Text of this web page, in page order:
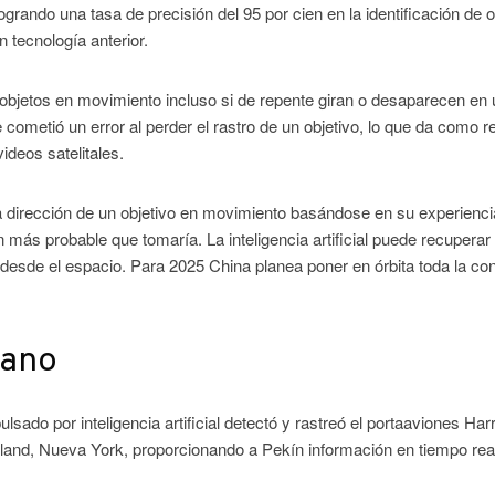
una tasa de precisión del 95 por cien en la identificación de
tecnología anterior.
en movimiento incluso si de repente giran o desaparecen en
un error al perder el rastro de un objetivo, lo que da como
satelitales.
de un objetivo en movimiento basándose en su
probable que tomaría. La inteligencia artificial puede
el espacio. Para 2025 China planea poner en órbita toda la
por inteligencia artificial detectó y rastreó el portaaviones
Nueva York, proporcionando a Pekín información en tiempo